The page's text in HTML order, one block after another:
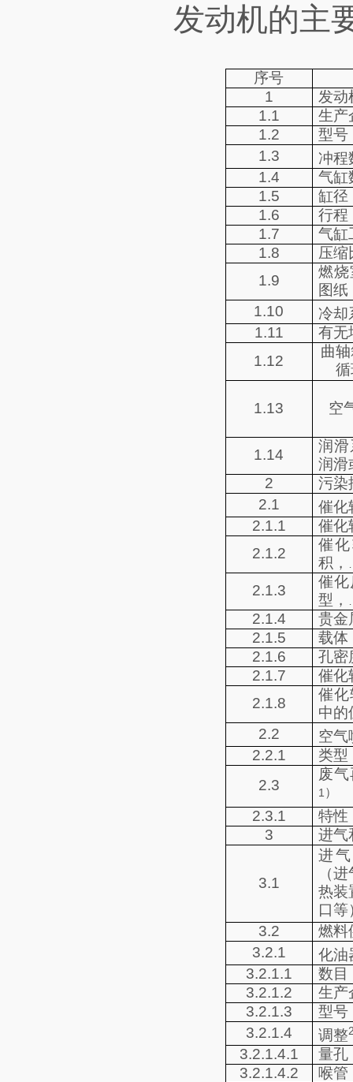
发动机的主
序号
1
发动
1.1
生产
1.2
型号
1.3
冲程
1.4
气缸
1.5
缸径
1.6
行程
1.7
气缸
1.8
压缩
1.9
燃
图纸
1.10
冷却
1.11
有无
1.12
曲
1.13 空
1.14
润
润滑
2
污染
2.1
催化
2.1.1
催化
2.1.2
催
积，
2.1.3
催
型，
2.1.4
贵金
2.1.5
载体
2.1.6
孔密
2.1.7
催化
2.1.8
催
中的
2.2
空气
2.2.1
类型
2.3
废
1 ）
2.3.1
特性
3
进气
3.1
进
（
热装
口等
3.2
燃料
3.2.1
化油
3.2.1.1
数目
3.2.1.2
生产
3.2.1.3
型号
3.2.1.4
调整
3.2.1.4.1
量孔
3.2.1.4.2
喉管